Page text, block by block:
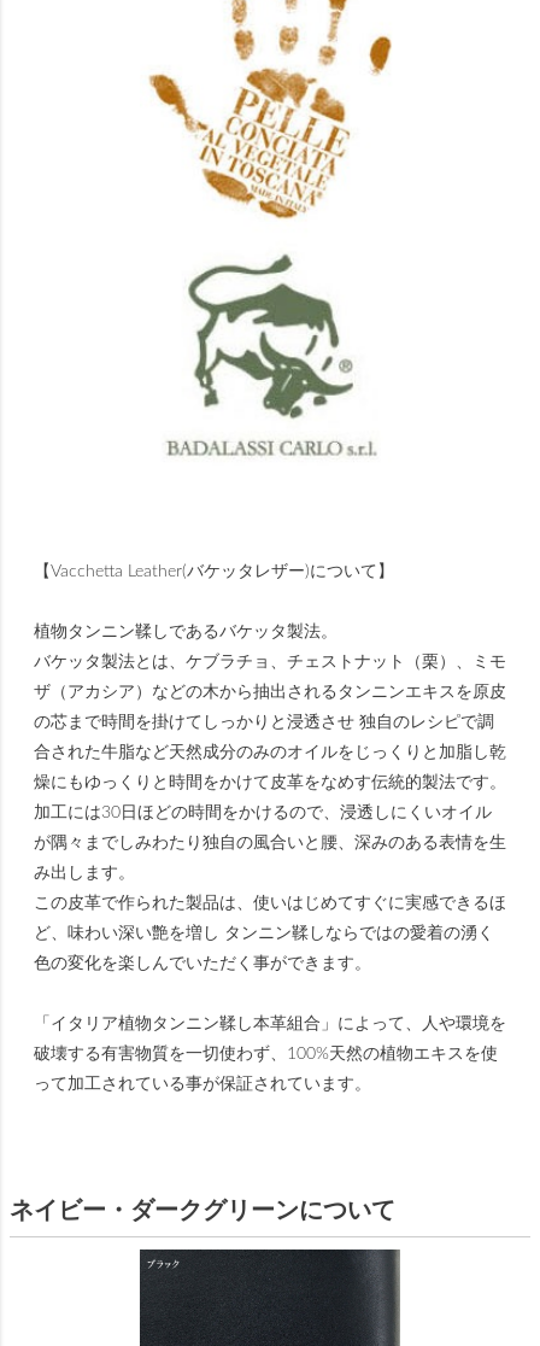
【Vacchetta Leather(バケッタレザー)について】
植物タンニン鞣しであるバケッタ製法。
バケッタ製法とは、ケブラチョ、チェストナット（栗）、ミモ
ザ（アカシア）などの木から抽出されるタンニンエキスを原皮
の芯まで時間を掛けてしっかりと浸透させ 独自のレシピで調
合された牛脂など天然成分のみのオイルをじっくりと加脂し乾
燥にもゆっくりと時間をかけて皮革をなめす伝統的製法です。
加工には30日ほどの時間をかけるので、浸透しにくいオイル
が隅々までしみわたり独自の風合いと腰、深みのある表情を生
み出します。
この皮革で作られた製品は、使いはじめてすぐに実感できるほ
ど、味わい深い艶を増し タンニン鞣しならではの愛着の湧く
色の変化を楽しんでいただく事ができます。
「イタリア植物タンニン鞣し本革組合」によって、人や環境を
破壊する有害物質を一切使わず、100%天然の植物エキスを使
って加工されている事が保証されています。
ネイビー・ダークグリーンについて